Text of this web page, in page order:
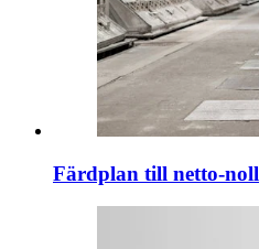
Färdplan till netto-noll